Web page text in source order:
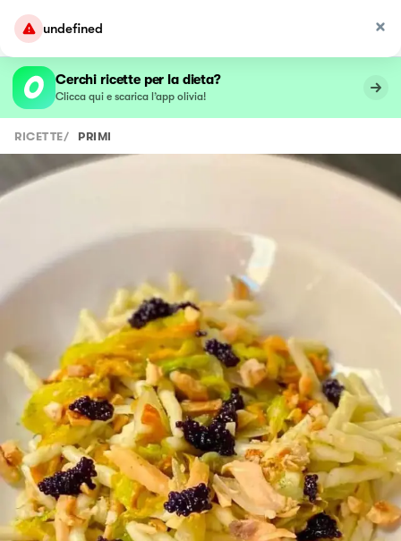
undefined
Cerchi ricette per la dieta?
Clicca qui e scarica l’app olivia!
RICETTE/ PRIMI